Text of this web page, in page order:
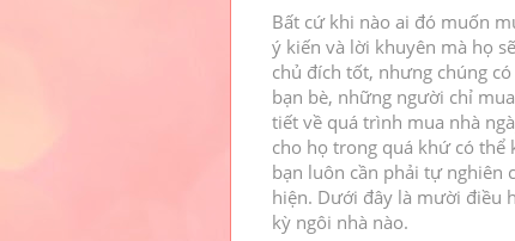
Bất cứ khi nào ai đó muốn
ý kiến ​​và lời khuyên mà họ
chủ đích tốt, nhưng chúng
bạn bè, những người chỉ
tiết về quá trình mua nhà
cho họ trong quá khứ có
bạn luôn cần phải tự nghiên
hiện. Dưới đây là mười điều
kỳ ngôi nhà nào.